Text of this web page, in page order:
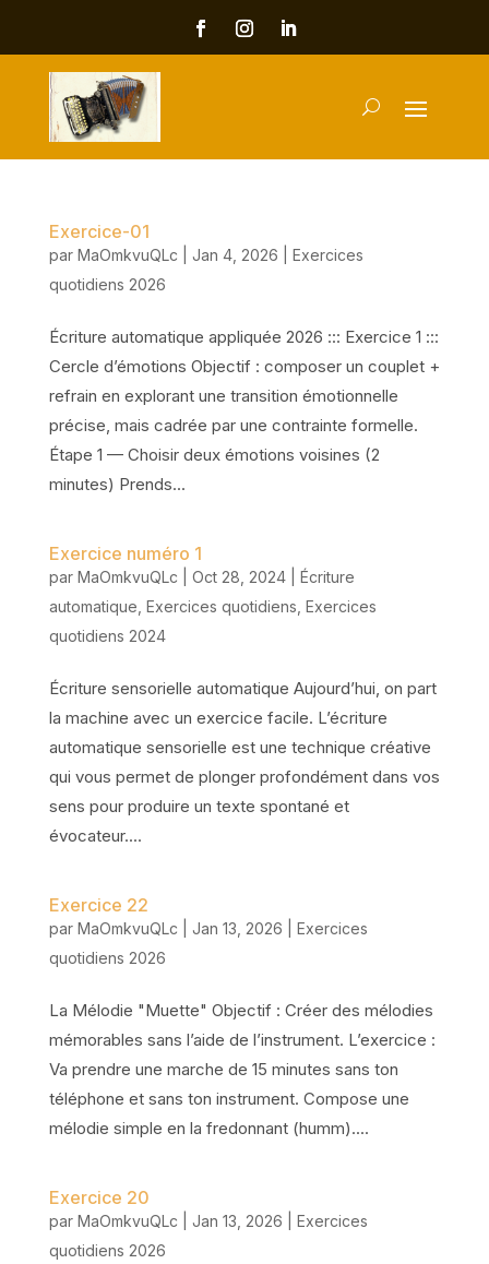
Exercice-01
par MaOmkvuQLc Jan 4, 2026
Exercices
quotidiens 2026
Écriture automatique appliquée 2026 ::: Exercice 1 :::
Cercle d’émotions Objectif : composer un couplet +
refrain en explorant une transition émotionnelle
précise, mais cadrée par une contrainte formelle.
Étape 1 — Choisir deux émotions voisines (2
minutes) Prends...
Exercice numéro 1
par MaOmkvuQLc Oct 28, 2024| Écriture
automatique Exercices quotidiens Exercices
quotidiens 2024
Écriture sensorielle automatique Aujourd’hui, on part
la machine avec un exercice facile. L’écriture
automatique sensorielle est une technique créative
qui vous permet de plonger profondément dans vos
sens pour produire un texte spontané et
évocateur....
Exercice 22
par MaOmkvuQLc Jan 13, 2026
Exercices
quotidiens 2026
La Mélodie "Muette" Objectif : Créer des mélodies
mémorables sans l’aide de l’instrument. L’exercice :
Va prendre une marche de 15 minutes sans ton
téléphone et sans ton instrument. Compose une
mélodie simple en la fredonnant (humm)....
Exercice 20
par MaOmkvuQLc Jan 13, 2026
Exercices
quotidiens 2026